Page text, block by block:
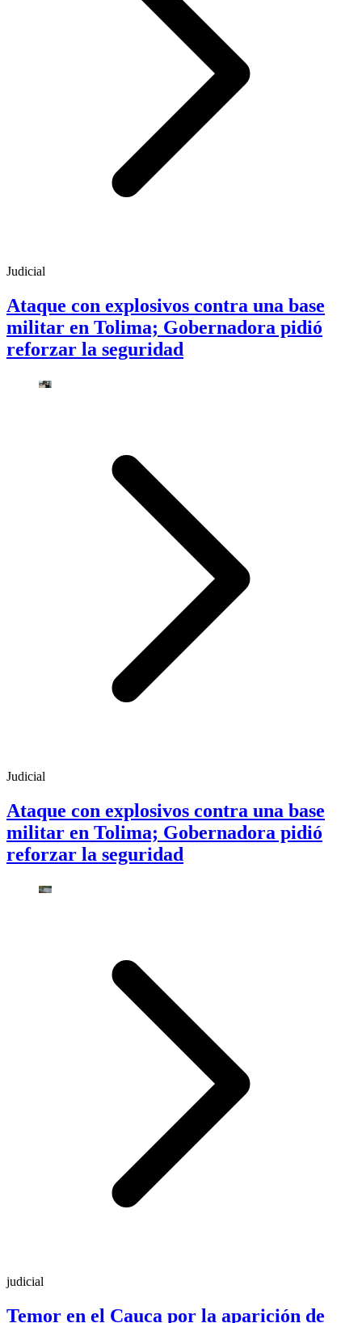
Judicial
Ataque con explosivos contra una base
militar en Tolima; Gobernadora pidió
reforzar la seguridad
Judicial
Ataque con explosivos contra una base
militar en Tolima; Gobernadora pidió
reforzar la seguridad
judicial
Temor en el Cauca por la aparición de